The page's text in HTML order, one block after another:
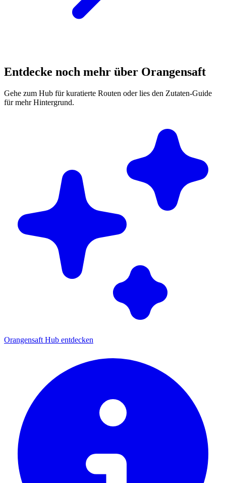
Entdecke noch mehr über Orangensaft
Gehe zum Hub für kuratierte Routen oder lies den Zutaten-Guide
für mehr Hintergrund.
Orangensaft Hub entdecken